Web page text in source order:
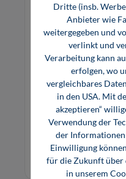
Multimediales
und Verkettung,
Störungen im
22,00 €*
Online, Download
Dritte (insb.
Anbieter wie
weitergegeben und
verlinkt und
Verarbeitung kann
erfolgen, wo
vergleichbares
in den USA. Mit
akzeptieren“
Verwendung der
der
Einwilligung
für die Zukunft über
in unserem